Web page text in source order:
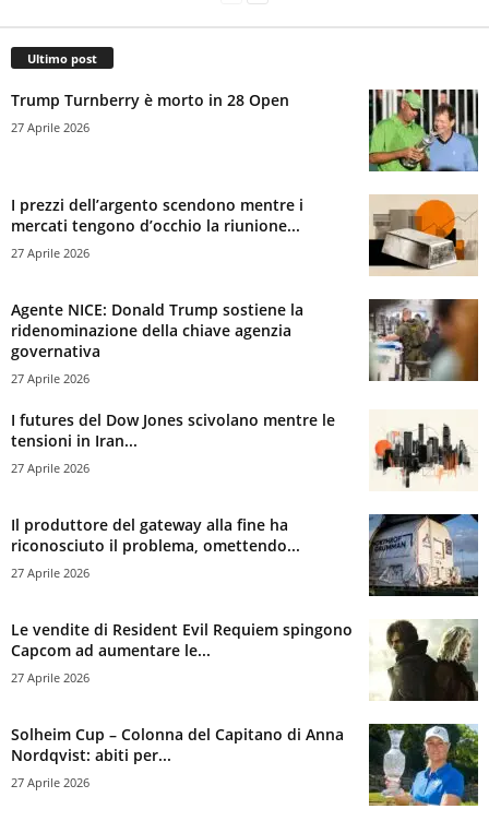
Ultimo post
Trump Turnberry è morto in 28 Open
27 Aprile 2026
I prezzi dell’argento scendono mentre i
mercati tengono d’occhio la riunione...
27 Aprile 2026
Agente NICE: Donald Trump sostiene la
ridenominazione della chiave agenzia
governativa
27 Aprile 2026
I futures del Dow Jones scivolano mentre le
tensioni in Iran...
27 Aprile 2026
Il produttore del gateway alla fine ha
riconosciuto il problema, omettendo...
27 Aprile 2026
Le vendite di Resident Evil Requiem spingono
Capcom ad aumentare le...
27 Aprile 2026
Solheim Cup – Colonna del Capitano di Anna
Nordqvist: abiti per...
27 Aprile 2026